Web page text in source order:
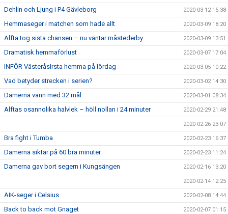
Dehlin och Ljung i P4 Gävleborg 2020-03-12 15:38
Hemmaseger i matchen som hade allt 2020-03-09 18:20
Alfta tog sista chansen – nu väntar måstederby 2020-03-09 13:51
Dramatisk hemmaförlust 2020-03-07 17:04
INFÖR VästeråsIrsta hemma på lördag 2020-03-05 10:22
Vad betyder strecken i serien? 2020-03-02 14:30
Damerna vann med 32 mål 2020-03-01 08:34
Alftas osannolika halvlek – höll nollan i 24 minuter 2020-02-29 21:48
2020-02-26 23:07
Bra fight i Tumba 2020-02-23 16:37
Damerna siktar på 60 bra minuter 2020-02-23 11:24
Damerna gav bort segern i Kungsängen 2020-02-16 13:20
2020-02-14 12:25
AIK-seger i Celsius 2020-02-08 14:44
Back to back mot Gnaget 2020-02-07 01:15